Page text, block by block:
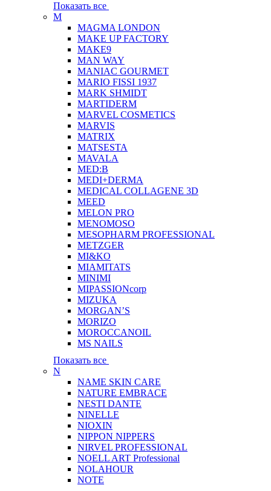
Показать все
M
MAGMA LONDON
MAKE UP FACTORY
MAKE9
MAN WAY
MANIAC GOURMET
MARIO FISSI 1937
MARK SHMIDT
MARTIDERM
MARVEL COSMETICS
MARVIS
MATRIX
MATSESTA
MAVALA
MED:B
MEDI+DERMA
MEDICAL COLLAGENE 3D
MEED
MELON PRO
MENOMOSO
MESOPHARM PROFESSIONAL
METZGER
MI&KO
MIAMITATS
MINIMI
MIPASSIONcorp
MIZUKA
MORGAN’S
MORIZO
MOROCCANOIL
MS NAILS
Показать все
N
NAME SKIN CARE
NATURE EMBRACE
NESTI DANTE
NINELLE
NIOXIN
NIPPON NIPPERS
NIRVEL PROFESSIONAL
NOELL ART Professional
NOLAHOUR
NOTE